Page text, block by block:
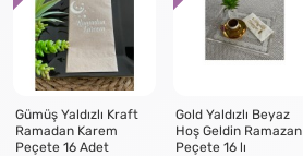
Gümüş Yaldızlı Kraft
Ramadan Karem
Peçete 16 Adet
Gold Yaldızlı Beyaz
Hoş Geldin Ramazan
Peçete 16 lı